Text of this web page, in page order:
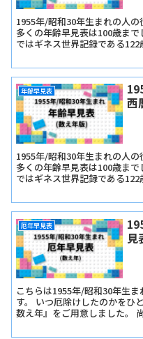
1955年/昭和30年生まれの人の
多くの年齢早見表は100歳ま
ではギネス世界記録である
年齢早見表
西
1955年/昭和30年生まれの人の
多くの年齢早見表は100歳ま
ではギネス世界記録である
厄年早見表
見
こちらは1955年/昭和30年生
す。 いつ厄除けしたのかをひ
数え年』をご用意しました。